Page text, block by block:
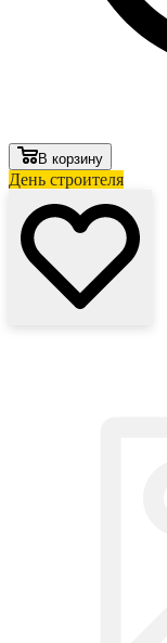
В корзину
День строителя